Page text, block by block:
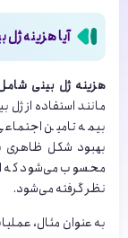
آیا هزینه
هزینه ژل بینی
مانند استفاده از
بیمه تامین
بهبود شکل ظاهری
محسوب می‌شود که
نظر گرفته می‌شود.
به عنوان مثال،